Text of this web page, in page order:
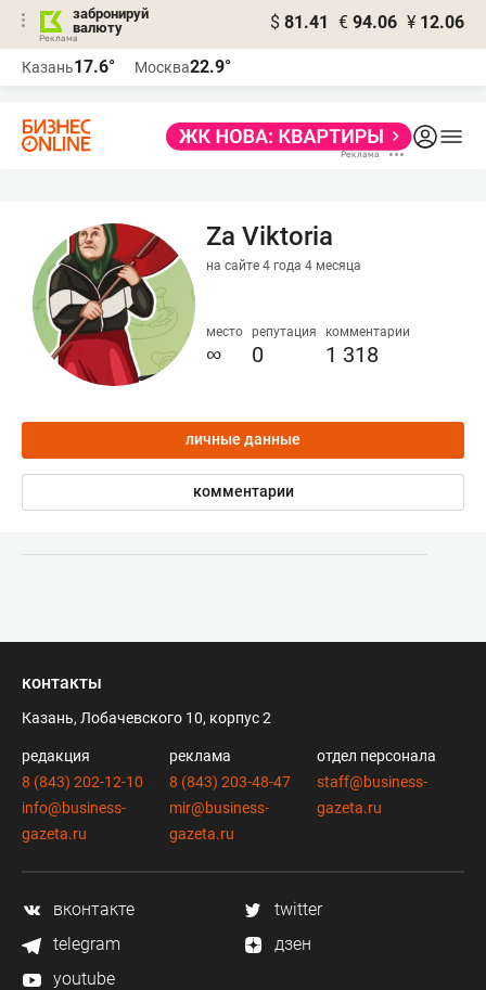
забронируй
валюту
$ 81.41 € 94.06 ¥ 12.06
Казань17.6° Москва22.9°
Za Viktoria
на сайте 4 года 4 месяца
место
∞
репутация
0
комментарии
1 318
личные данные
комментарии
контакты
Казань, Лобачевского 10, корпус 2
редакция
8 (843) 202-12-10
info@business-
gazeta.ru
реклама
8 (843) 203-48-47
mir@business-
gazeta.ru
отдел персонала
staff@business-
gazeta.ru
вконтакте
twitter
telegram
дзен
youtube